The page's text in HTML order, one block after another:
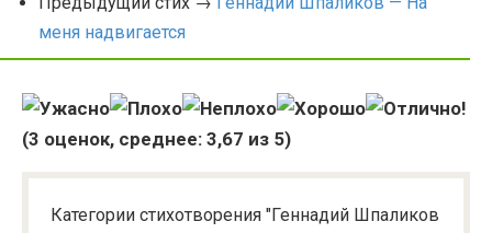
меня надвигается
(3 оценок, среднее: 3,67 из 5)
Категории стихотворения "Геннадий Шпаликов